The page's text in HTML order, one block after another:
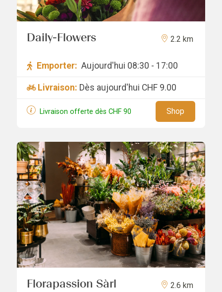
Daily-Flowers 2.2 km
Emporter: Aujourd'hui 08:30 - 17:00
Livraison: Dès aujourd'hui CHF 9.00
Livraison offerte dès CHF 90 Shop
Florapassion Sàrl 2.6 km